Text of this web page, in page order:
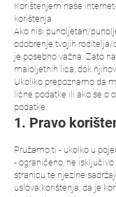
Korištenjem naše
korištenja.
Ako nisi punoljetan/
odobrenje tvojih
je posebno važna. Zato
maloljetnih lica, dok
Ukoliko prepoznamo da
lične podatke ili ako se o
podatke.
1. Pravo
Pružamo ti - ukolko u
- ograničeno, ne
stranicu te njezine
uslova korištenja, da je